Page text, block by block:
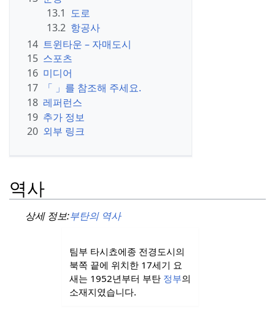
13.1 도로
13.2 항공사
14 트윈타운 – 자매도시
15 스포츠
16 미디어
17
「 」를 참조해 주세요.
18 레퍼런스
19 추가 정보
20 외부 링크
역사
상세 정보:부탄의 역사
팀부 타시쵸에종 전경도시의
북쪽 끝에 위치한 17세기 요
새는 1952년부터 부탄 정부의
소재지였습니다.